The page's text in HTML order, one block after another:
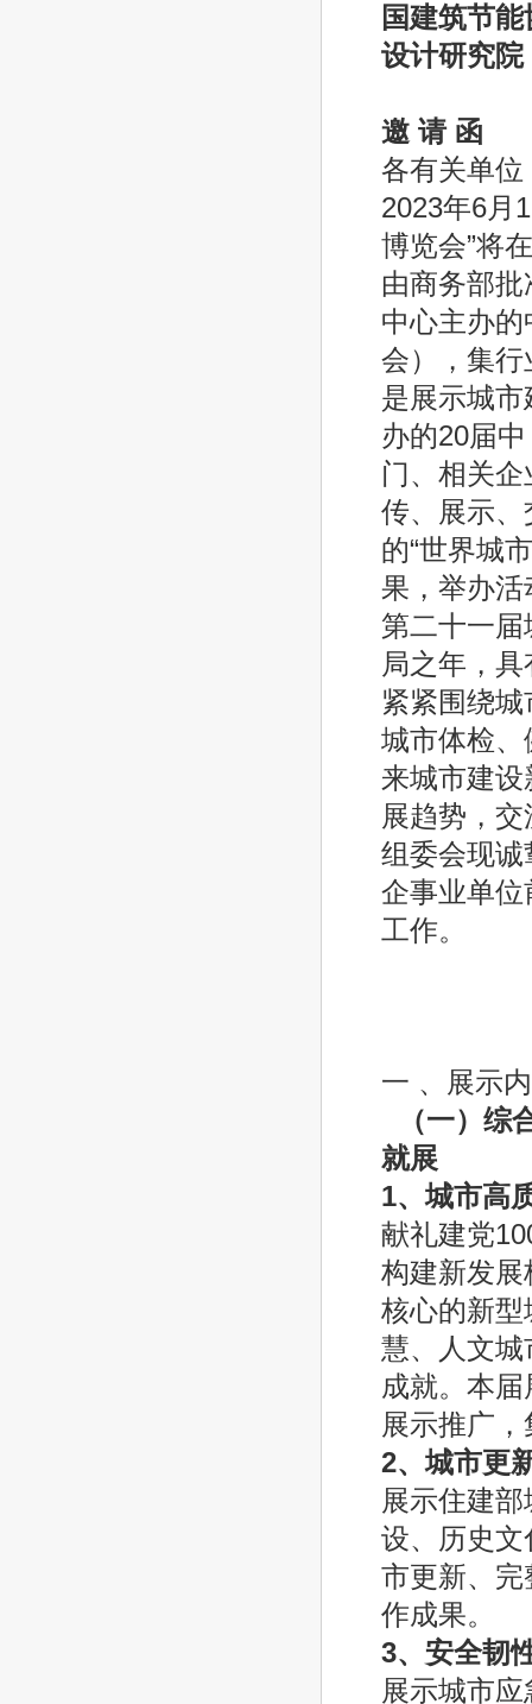
国建筑节
设计研究院
邀 请 函
各有关单位
2023年6月
博览会”将
由商务部
中心主办
会），集
是展示城
办的20届
门、相关
传、展示
的“世界城
果，举办
第二十一届
局之年，
紧紧围绕
城市体检
来城市建
展趋势，
组委会现
企事业单
一 、展示
（一）
就展
1、城市高
献礼建党
构建新发
核心的新
慧、人文
成就。本
展示推广
2、城市更
展示住建
设、历史
市更新、
作成果。
3、安全韧
展示城市